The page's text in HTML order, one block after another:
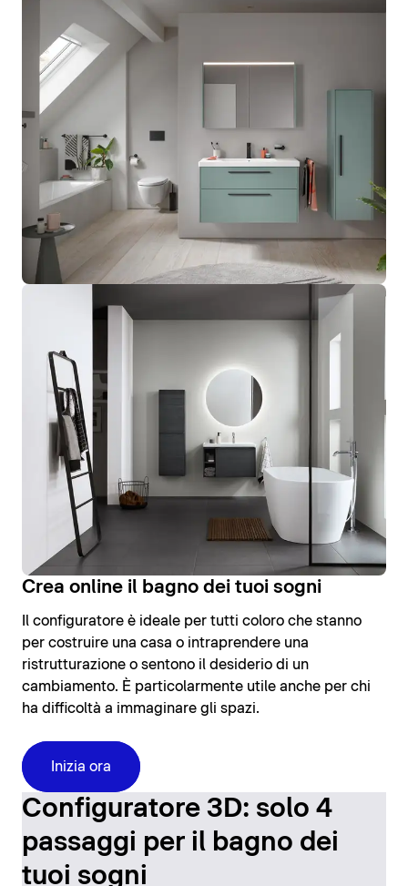
Crea online il bagno dei tuoi sogni
Il configuratore è ideale per tutti coloro che stanno
per costruire una casa o intraprendere una
ristrutturazione o sentono il desiderio di un
cambiamento. È particolarmente utile anche per chi
ha difficoltà a immaginare gli spazi.
Inizia ora
Configuratore 3D: solo 4
passaggi per il bagno dei
tuoi sogni